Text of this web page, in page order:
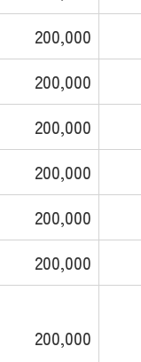
200,000
200,000
200,000
200,000
200,000
200,000
200,000